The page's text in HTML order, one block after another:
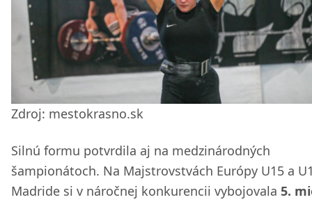
Zdroj: mestokrasno.sk
Silnú formu potvrdila aj na medzinárodných
šampionátoch. Na Majstrovstvách Európy U15 a
Madride si v náročnej konkurencii vybojovala 5.